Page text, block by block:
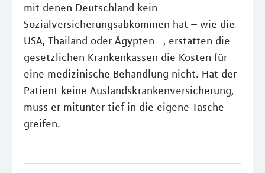
mit denen Deutschland kein
Sozialversicherungsabkommen hat – wie die
USA, Thailand oder Ägypten –, erstatten die
gesetzlichen Krankenkassen die Kosten für
eine medizinische Behandlung nicht. Hat der
Patient keine Auslandskrankenversicherung,
muss er mitunter tief in die eigene Tasche
greifen.